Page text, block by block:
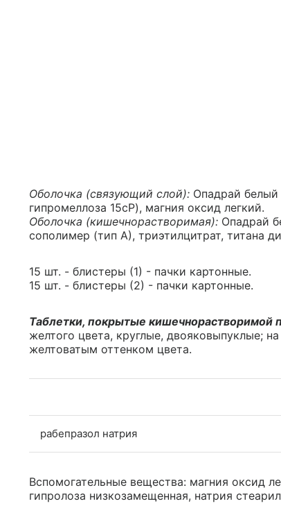
Оболочка (связующий слой): Опадрай белый
гипромеллоза 15cP), магния оксид легкий.
Оболочка (кишечнорастворимая): Опадрай
сополимер (тип А), триэтилцитрат, титана
15 шт. - блистеры (1) - пачки картонные.
15 шт. - блистеры (2) - пачки картонные.
Таблетки, покрытые кишечнорастворимой
желтого цвета, круглые, двояковыпуклые;
желтоватым оттенком цвета.
рабепразол натрия
Вспомогательные вещества: магния оксид
гипролоза низкозамещенная, натрия